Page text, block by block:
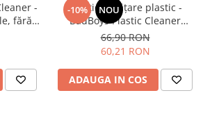
-
fără
-10% NOU
Soluție curățare plastic -
BadBoys Plastic Cleaner
Bubble Gum (500ml)
66,90 RON
60,21 RON
ADAUGA IN COS